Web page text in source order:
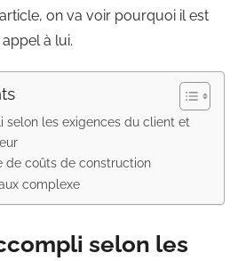
on va voir pourquoi il est
à lui.
selon les exigences du client et
de coûts de construction
complexe
selon les